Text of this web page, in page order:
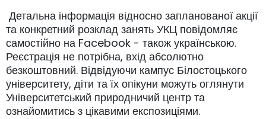
Детальна інформація відносно запланованої акції
та конкретний розклад занять УКЦ повідомляє
самостійно на Facebook - також українською.
Реєстрація не потрібна, вхід абсолютно
безкоштовний. Відвідуючи кампус Білостоцького
університету, діти та їх опікуни можуть оглянути
Університетський природничий центр та
ознайомитись з цікавими експозиціями.